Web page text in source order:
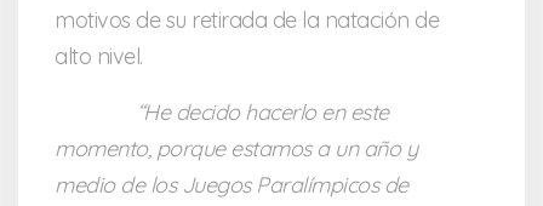
motivos de su retirada de la natación de
alto nivel.
“He decido hacerlo en este
momento, porque estamos a un año y
medio de los Juegos Paralímpicos de